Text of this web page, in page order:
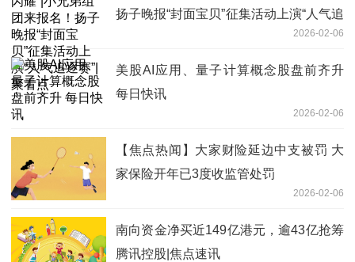
扬子晚报“封面宝贝”征集活动上演“人气追
2026-02-06
美股AI应用、量子计算概念股盘前齐升
每日快讯
2026-02-06
【焦点热闻】大家财险延边中支被罚 大
家保险开年已3度收监管处罚
2026-02-06
南向资金净买近149亿港元，逾43亿抢筹
腾讯控股|焦点速讯